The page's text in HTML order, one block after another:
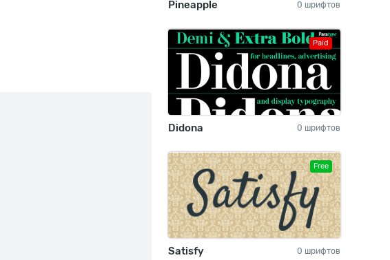
Pineapple 0 шрифтов
Paid
Didona 0 шрифтов
Free
Satisfy 0 шрифтов